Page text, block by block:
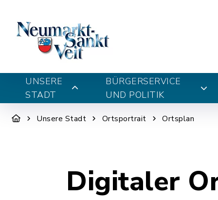
UNSERE
STADT
BÜRGERSERVICE
UND POLITIK
Unsere Stadt Ortsportrait Ortsplan
Digitaler